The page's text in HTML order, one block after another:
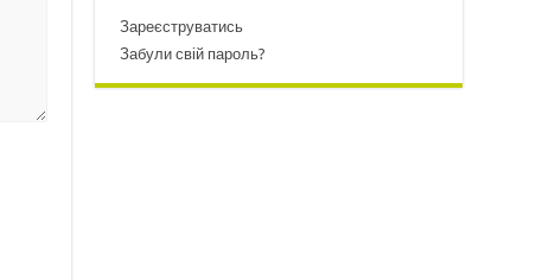
Зареєструватись
Забули свій пароль?